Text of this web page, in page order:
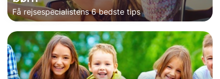
Få rejsespecialistens 6 bedste tips